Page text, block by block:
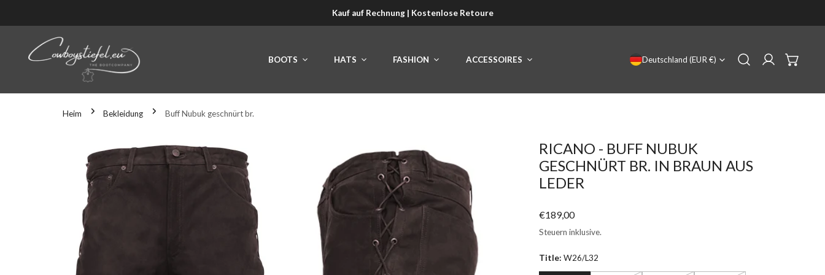
Kauf auf Rechnung | Kostenlose Retoure
BOOTS HATS FASHION ACCESSOIRES LAND/REGION
Deutschland (EUR €)
Einloggen
Heim Bekleidung Buff Nubuk geschnürt br.
DEN PRODUKTINFORMATIONEN SPRINGEN
RICANO - BUFF NUBUK
GESCHNÜRT BR. IN BRAUN AUS
LEDER
Regulärer
Preis
€189,00
Steuern inklusive.
Title: W26/L32